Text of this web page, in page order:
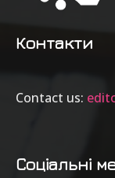
Контакти
Contact us:
Соціальні